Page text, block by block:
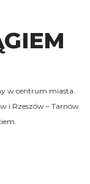
w centrum miasta.
i Rzeszów – Tarnów.